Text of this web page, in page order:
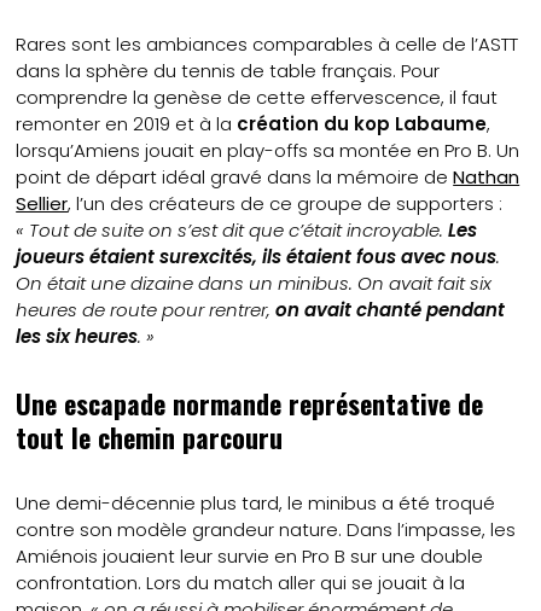
Rares sont les ambiances comparables à celle de l’ASTT
dans la sphère du tennis de table français. Pour
comprendre la genèse de cette effervescence, il faut
remonter en 2019 et à la création du kop Labaume,
lorsqu’Amiens jouait en play-offs sa montée en Pro B. Un
point de départ idéal gravé dans la mémoire deNathan
Sellier, l’un des créateurs de ce groupe de supporters :
« Tout de suite on s’est dit que c’était incroyable.Les
joueurs étaient surexcités, ils étaient fous avec nous.
On était une dizaine dans un minibus. On avait fait six
heures de route pour rentrer,on avait chanté pendant
les six heures. »
Une escapade normande représentative de
tout le chemin parcouru
Une demi-décennie plus tard, le minibus a été troqué
contre son modèle grandeur nature. Dans l’impasse, les
Amiénois jouaient leur survie en Pro B sur une double
confrontation. Lors du match aller qui se jouait à la